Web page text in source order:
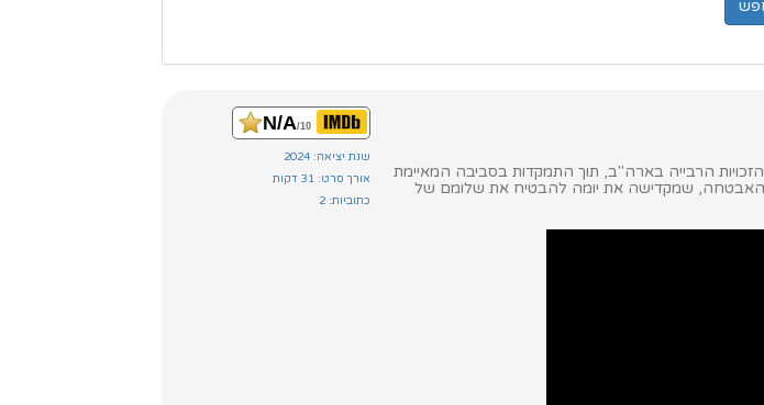
הרבייה בארה"ב, תוך התמקדות בסביבה המאיימת
האבטחה, שמקדישה את יומה להבטיח את שלומם של
N/A/10
שנת יציאה: 2024
אורך סרט: 31 דקות
כתוביות: 2